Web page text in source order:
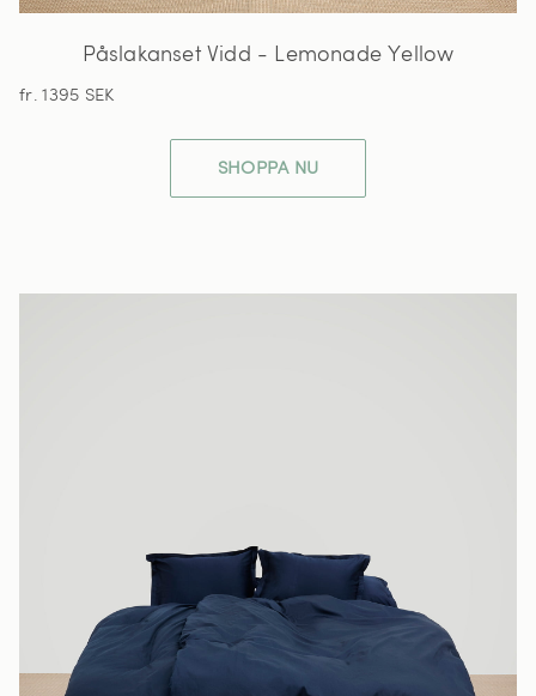
Påslakanset Vidd - Lemonade Yellow
fr. 1395 SEK
SHOPPA NU